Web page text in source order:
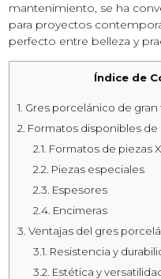
mantenimiento, se ha
para proyectos
perfecto entre belleza y
Índice de
1. Gres porcelánico de
2. Formatos disponibles
2.1. Formatos de piezas
2.2. Piezas especiales
2.3. Espesores
2.4. Encimeras
3. Ventajas del gres
3.1. Resistencia y
3.2. Estética y